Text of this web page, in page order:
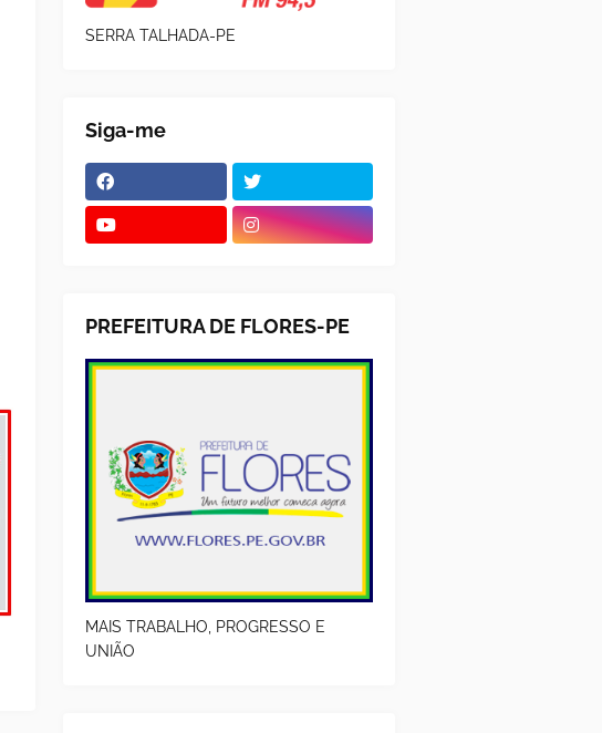
SERRA TALHADA-PE
Siga-me
PREFEITURA DE FLORES-PE
MAIS TRABALHO, PROGRESSO E
UNIÃO